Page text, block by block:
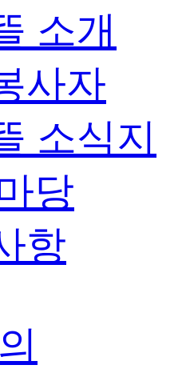
소개
사자
소식지
당
항